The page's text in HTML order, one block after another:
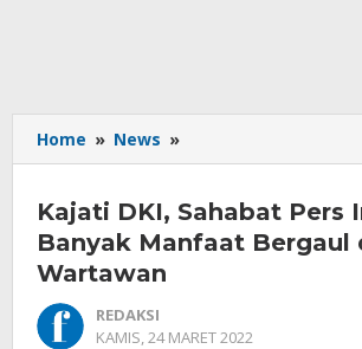
Home » News »
DKI,
Pers
Indonesia:
dengan
Kajati DKI, Sahabat Pers
Banyak Manfaat Bergaul
Wartawan
REDAKSI
KAMIS, 24 MARET 2022